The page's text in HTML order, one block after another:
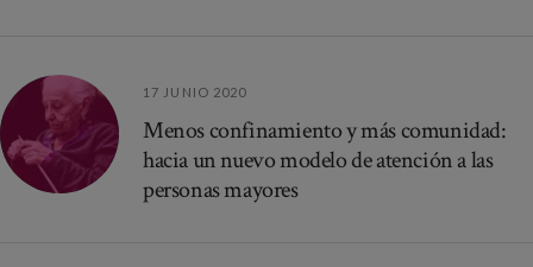
17 JUNIO 2020
Menos confinamiento y más comunidad:
hacia un nuevo modelo de atención a las
personas mayores